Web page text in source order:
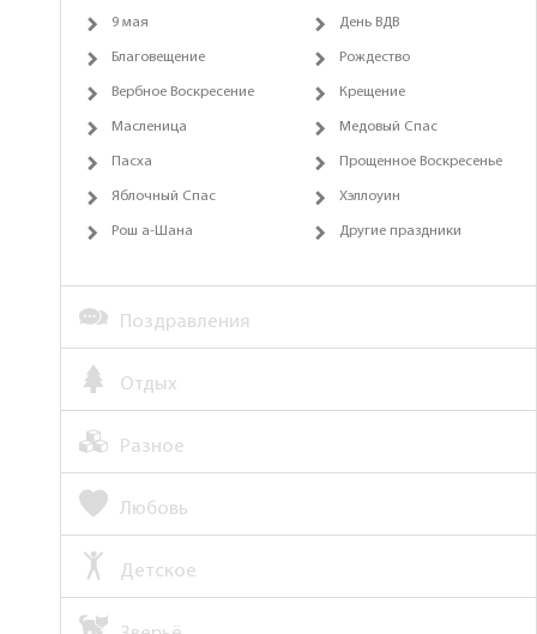
9 мая День ВДВ
Благовещение Рождество
Вербное Воскресение Крещение
Масленица Медовый Спас
Пасха Прощенное Воскресенье
Яблочный Спас Хэллоуин
Рош а-Шана Другие праздники
Поздравления
Отдых
Разное
Любовь
Детское